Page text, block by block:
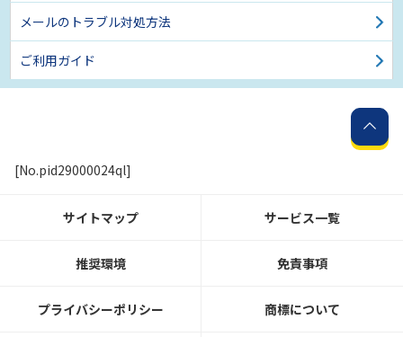
メールのトラブル対処方法
ご利用ガイド
[No.pid29000024ql]
サイトマップ サービス一覧
推奨環境 免責事項
プライバシーポリシー 商標について